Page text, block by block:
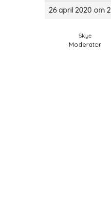
26 april 2020 om
Skye
Moderator